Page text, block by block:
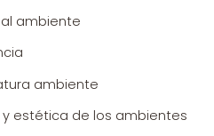
ambiente
ambiente
estética de los ambientes